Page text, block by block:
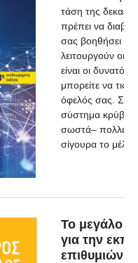
τάση της
πρέπει να
σας βοηθήσει
λειτουργούν οι
είναι οι
μπορείτε να τις
ὀφελός σας. Σε
σύστημα
σωστά– πολλές
σίγουρα το
Το μεγάλο
για την
επιθυμιών